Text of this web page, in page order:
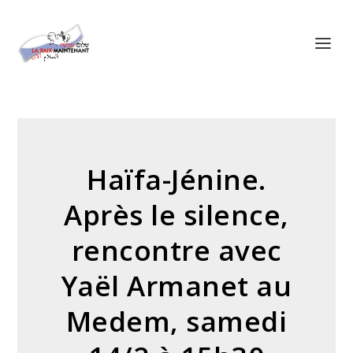
Haïfa-Jénine.
Après le silence,
rencontre avec
Yaël Armanet au
Medem, samedi